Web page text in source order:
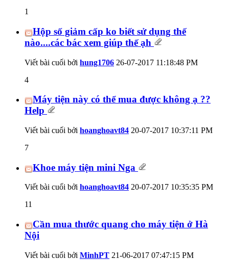
1
Hộp số giảm cấp ko biết sử dụng thế
nào....các bác xem giúp thế ạh
Viết bài cuối bởi hung1706 26-07-2017 11:18:48 PM
4
Máy tiện này có thể mua được không ạ ??
Help
Viết bài cuối bởi hoanghoavt84 20-07-2017 10:37:11 PM
7
Khoe máy tiện mini Nga
Viết bài cuối bởi hoanghoavt84 20-07-2017 10:35:35 PM
11
Cần mua thước quang cho máy tiện ở Hà
Nội
Viết bài cuối bởi MinhPT 21-06-2017 07:47:15 PM